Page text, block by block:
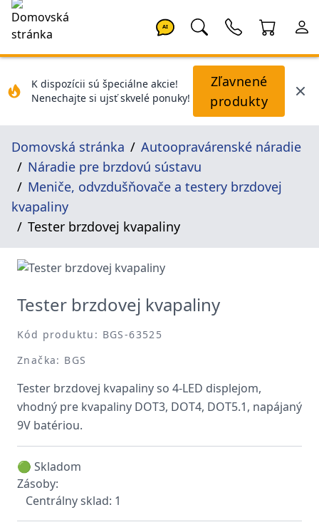
AI
K dispozícii sú špeciálne akcie!
Nenechajte si ujsť skvelé ponuky!
Zľavnené
produkty
Domovská stránka
Autoopravárenské náradie
Náradie pre brzdovú sústavu
Meniče, odvzdušňovače a testery brzdovej
kvapaliny
Tester brzdovej kvapaliny
Tester brzdovej kvapaliny
Kód produktu: BGS-63525
Značka: BGS
Tester brzdovej kvapaliny so 4-LED displejom,
vhodný pre kvapaliny DOT3, DOT4, DOT5.1, napájaný
9V batériou.
🟢 Skladom
Zásoby:
Centrálny sklad: 1